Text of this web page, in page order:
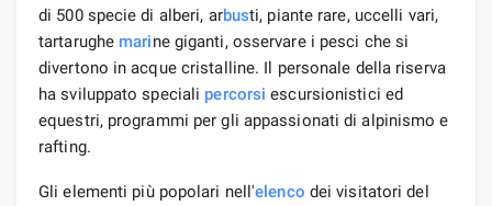
di 500 specie di alberi, arbusti, piante rare, uccelli vari,
tartarughe marine giganti, osservare i pesci che si
divertono in acque cristalline. Il personale della riserva
ha sviluppato speciali percorsi escursionistici ed
equestri, programmi per gli appassionati di alpinismo e
rafting.
Gli elementi più popolari nell'elenco dei visitatori del